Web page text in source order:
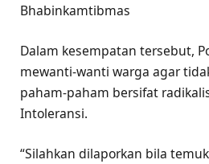
Bhabinkamtibmas
Dalam kesempatan tersebut,
mewanti-wanti warga agar
paham-paham bersifat
Intoleransi.
“Silahkan dilaporkan bila